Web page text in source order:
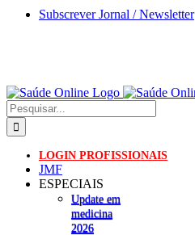
Skip
Subscrever Jornal / Newsletter
Pesquisar
LOGIN PROFISSIONAIS
JMF
ESPECIAIS
Update em
medicina
2026